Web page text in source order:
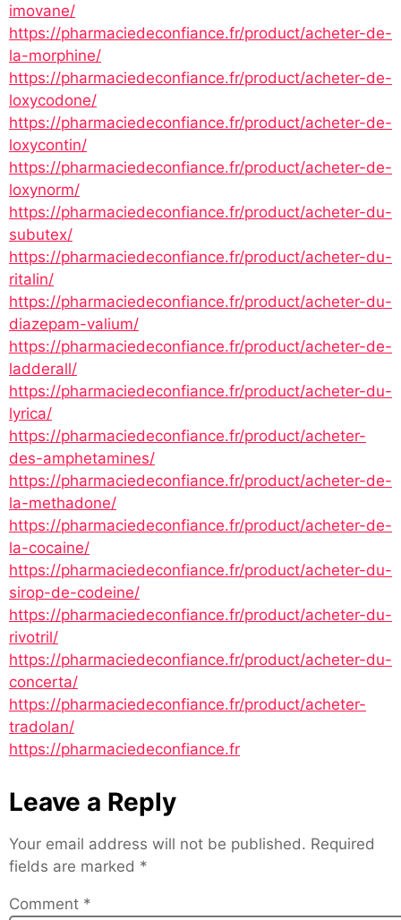
imovane/
https://pharmaciedeconfiance.fr/product/acheter-de-
la-morphine/
https://pharmaciedeconfiance.fr/product/acheter-de-
loxycodone/
https://pharmaciedeconfiance.fr/product/acheter-de-
loxycontin/
https://pharmaciedeconfiance.fr/product/acheter-de-
loxynorm/
https://pharmaciedeconfiance.fr/product/acheter-du-
subutex/
https://pharmaciedeconfiance.fr/product/acheter-du-
ritalin/
https://pharmaciedeconfiance.fr/product/acheter-du-
diazepam-valium/
https://pharmaciedeconfiance.fr/product/acheter-de-
ladderall/
https://pharmaciedeconfiance.fr/product/acheter-du-
lyrica/
https://pharmaciedeconfiance.fr/product/acheter-
des-amphetamines/
https://pharmaciedeconfiance.fr/product/acheter-de-
la-methadone/
https://pharmaciedeconfiance.fr/product/acheter-de-
la-cocaine/
https://pharmaciedeconfiance.fr/product/acheter-du-
sirop-de-codeine/
https://pharmaciedeconfiance.fr/product/acheter-du-
rivotril/
https://pharmaciedeconfiance.fr/product/acheter-du-
concerta/
https://pharmaciedeconfiance.fr/product/acheter-
tradolan/
https://pharmaciedeconfiance.fr
Leave a Reply
Your email address will not be published. Required
fields are marked *
Comment *